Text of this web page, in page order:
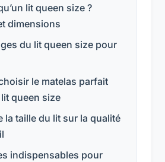
lit queen size ?
dimensions
du lit queen size pour
le matelas parfait
queen size
la taille du lit sur la qualité
indispensables pour